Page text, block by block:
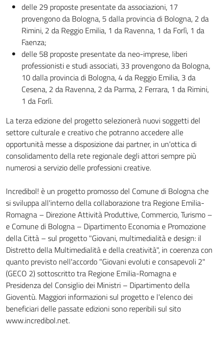
delle 29 proposte presentate da associazioni, 17
provengono da Bologna, 5 dalla provincia di Bologna, 2 da
Rimini, 2 da Reggio Emilia, 1 da Ravenna, 1 da Forlì, 1 da
Faenza;
delle 58 proposte presentate da neo-imprese, liberi
professionisti e studi associati, 33 provengono da Bologna,
10 dalla provincia di Bologna, 4 da Reggio Emilia, 3 da
Cesena, 2 da Ravenna, 2 da Parma, 2 Ferrara, 1 da Rimini,
1 da Forlì.
La terza edizione del progetto selezionerà nuovi soggetti del
settore culturale e creativo che potranno accedere alle
opportunità messe a disposizione dai partner, in un'ottica di
consolidamento della rete regionale degli attori sempre più
numerosi a servizio delle professioni creative.
Incredibol! è un progetto promosso del Comune di Bologna che
si sviluppa all'interno della collaborazione tra Regione Emilia-
Romagna – Direzione Attività Produttive, Commercio, Turismo –
e Comune di Bologna – Dipartimento Economia e Promozione
della Città – sul progetto "Giovani, multimedialità e design: il
Distretto della Multimedialità e della creatività", in coerenza con
quanto previsto nell'accordo "Giovani evoluti e consapevoli 2"
(GECO 2) sottoscritto tra Regione Emilia-Romagna e
Presidenza del Consiglio dei Ministri – Dipartimento della
Gioventù. Maggiori informazioni sul progetto e l'elenco dei
beneficiari delle passate edizioni sono reperibili sul sito
www.incredibol.net.